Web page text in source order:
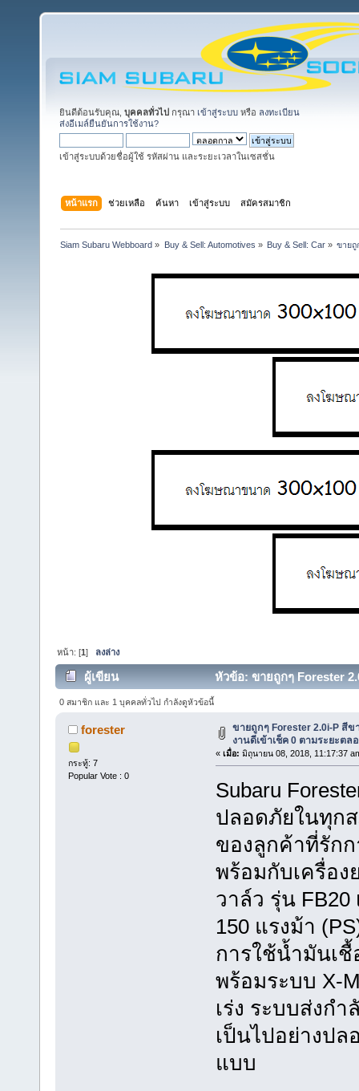
ยินดีต้อนรับคุณ, บุคคลทั่วไป กรุณา เข้าสู่ระบบ หรือ ลงทะเบียน
ส่งอีเมล์ยืนยันการใช้งาน?
เข้าสู่ระบบด้วยชื่อผู้ใช้ รหัสผ่าน และระยะเวลาในเซสชั่น
หน้าแรก ช่วยเหลือ ค้นหา เข้าสู่ระบบ สมัครสมาชิก
Siam Subaru Webboard » Buy & Sell: Automotives » Buy & Sell: Car» ขายถู
หน้า: [1] ลงล่าง
ผู้เขียน
หัวข้อ: ขายถูกๆ Forester
(อ่าน 15191 ครั้ง)
0 สมาชิก และ 1 บุคคลทั่วไป กำลังดูหัวข้อนี้
forester
กระทู้: 7
Popular Vote : 0
ขายถูกๆ Forester 2.0i-P สีข
งานดีเข้าเช็ค 0 ตามระยะตล
« เมื่อ: มิถุนายน 08, 2018, 11:17:37
Subaru
ปลอดภัยในทุก
ของลูกค้าที่รัก
พร้อมกับเครื่อง
วาล์ว รุ่น
150 แรงม้า
การใช้น้ำมันเชื้
พร้อมระบบ X-
เร่ง ระบบส่งก
เป็นไปอย่างป
แบบ